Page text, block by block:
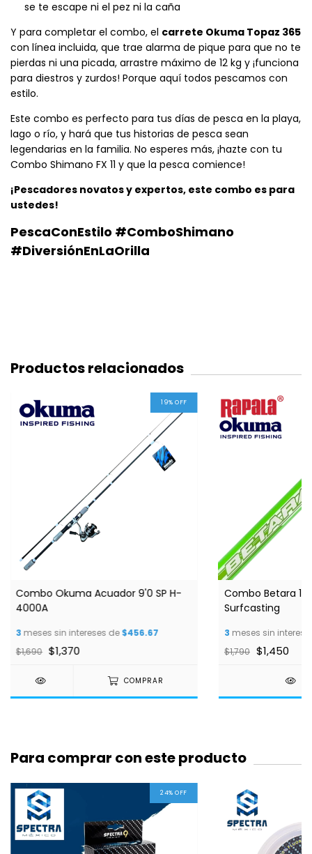
se te escape ni el pez ni la caña
Y para completar el combo, el carrete Okuma Topaz 365
con línea incluida, que trae alarma de pique para que no te
pierdas ni una picada, arrastre máximo de 12 kg y ¡funciona
para diestros y zurdos! Porque aquí todos pescamos con
estilo.
Este combo es perfecto para tus días de pesca en la playa,
lago o río, y hará que tus historias de pesca sean
legendarias en la familia. No esperes más, ¡hazte con tu
Combo Shimano FX 11 y que la pesca comience!
¡Pescadores novatos y expertos, este combo es para
ustedes!
PescaConEstilo #ComboShimano
#DiversiónEnLaOrilla
Productos relacionados
19%OFF
Combo Okuma Acuador 9'0 SP H-
4000A
3 meses sin intereses de$456.67
$1,690 $1,370
COMPRAR
Combo Betara 11
Surfcasting
3 meses sin
$1,790 $1,450
Para comprar con este producto
24%OFF